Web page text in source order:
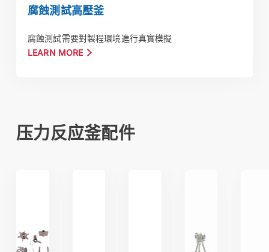
腐蝕測試高壓釜
腐蝕測試需要對製程環境進行真實模擬
LEARN MORE
压力反应釜配件